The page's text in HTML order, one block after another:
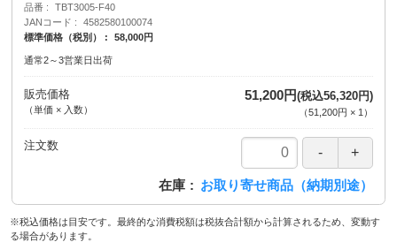
品番
TBT3005-F40
JANコード
4582580100074
標準価格（税別）
58,000円
通常2～3営業日出荷
販売価格
（単価 × 入数）
51,200円(税込56,320円)
（51,200円 × 1 ）
注文数
在庫 お取り寄せ商品（納期別途）
※税込価格は目安です。最終的な消費税額は税抜合計額から計算されるため、変動す
る場合があります。